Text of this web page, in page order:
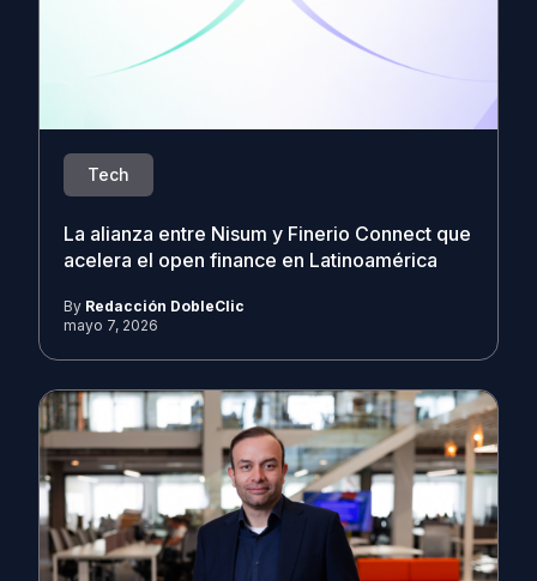
Tech
La alianza entre Nisum y Finerio Connect que
acelera el open finance en Latinoamérica
By Redacción DobleClic
mayo 7, 2026